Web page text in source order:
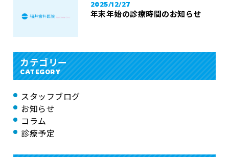
2025/12/27
年末年始の診療時間のお知らせ
カテゴリー
CATEGORY
スタッフブログ
お知らせ
コラム
診療予定